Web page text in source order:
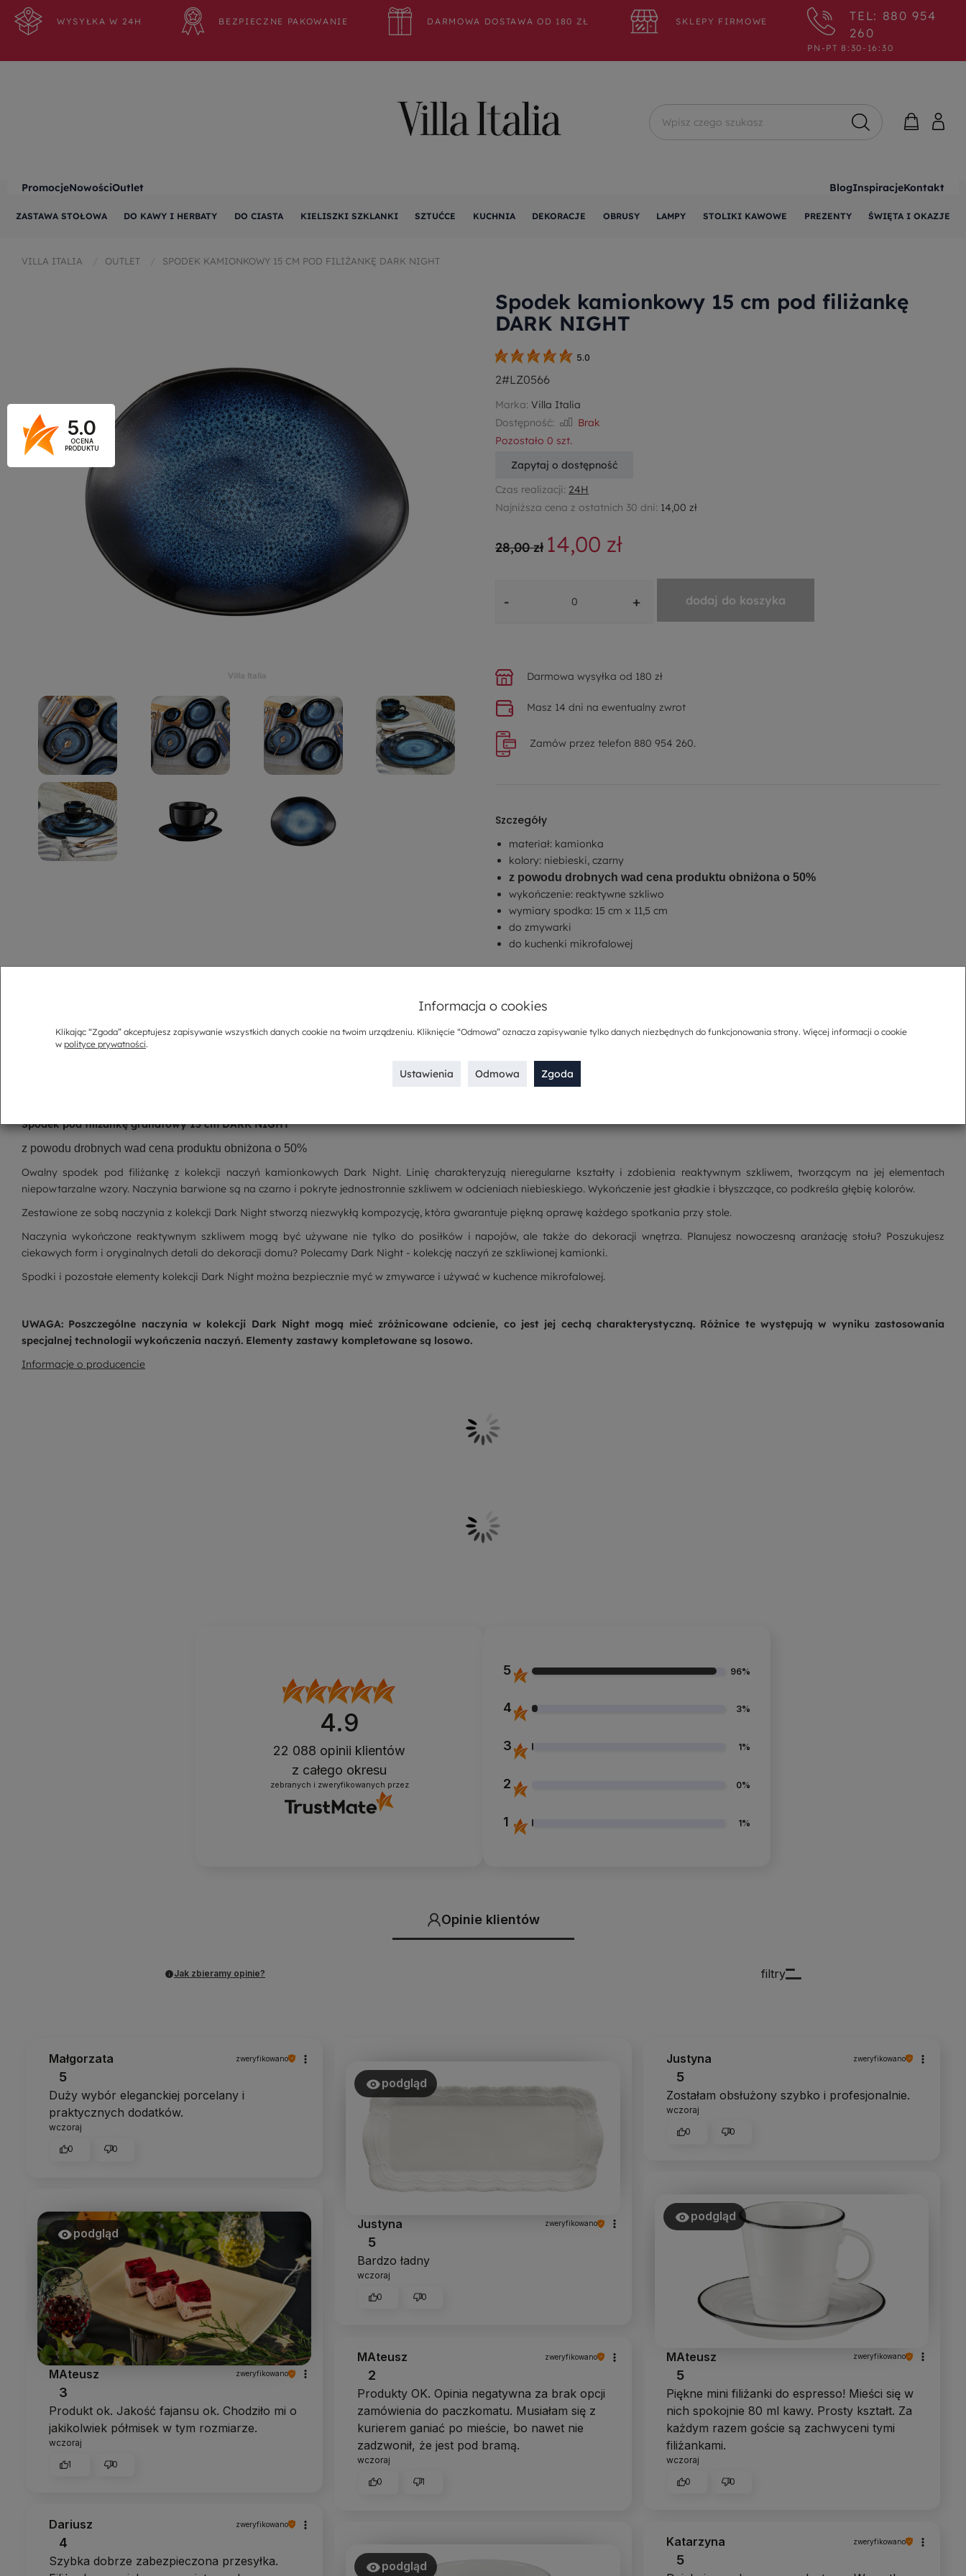
WYSYŁKA W 24H BEZPIECZNE PAKOWANIE DARMOWA DOSTAWA OD 180 ZŁ SKLEPY FIRMOWE
TEL: 880 954
260
PN-PT 8:30-16:30
Wyszukaj
PromocjeNowościOutlet BlogInspiracjeKontakt
ZASTAWA STOŁOWA DO KAWY I HERBATY DO CIASTA KIELISZKI SZKLANKI SZTUĆCE KUCHNIA DEKORACJE OBRUSY LAMPY STOLIKI KAWOWE PREZENTY ŚWIĘTA I OKAZJE
VILLA ITALIA OUTLET SPODEK KAMIONKOWY 15 CM POD FILIŻANKĘ DARK NIGHT
Spodek kamionkowy 15 cm pod filiżankę
DARK NIGHT
5.0
2#LZ0566
Marka: Villa Italia
Dostępność:
Brak
Pozostało 0 szt.
Zapytaj o dostępność
Czas realizacji: 24H
Najniższa cena z ostatnich 30 dni: 14,00 zł
28,00 zł 14,00 zł
- + dodaj do koszyka
Darmowa wysyłka od 180 zł
Masz 14 dni na ewentualny zwrot
Zamów przez telefon 880 954 260.
Szczegóły
materiał: kamionka
kolory: niebieski, czarny
z powodu drobnych wad cena produktu obniżona o 50%
wykończenie: reaktywne szkliwo
wymiary spodka: 15 cm x 11,5 cm
do zmywarki
do kuchenki mikrofalowej
Sposób dostawy
Spodek pod filiżankę granatowy 15 cm DARK NIGHT
z powodu drobnych wad cena produktu obniżona o 50%
Owalny spodek pod filiżankę z kolekcji naczyń kamionkowych Dark Night. Linię charakteryzują nieregularne kształty i zdobienia reaktywnym szkliwem, tworzącym na jej elementach
niepowtarzalne wzory. Naczynia barwione są na czarno i pokryte jednostronnie szkliwem w odcieniach niebieskiego. Wykończenie jest gładkie i błyszczące, co podkreśla głębię kolorów.
Zestawione ze sobą naczynia z kolekcji Dark Night stworzą niezwykłą kompozycję, która gwarantuje piękną oprawę każdego spotkania przy stole.
Naczynia wykończone reaktywnym szkliwem mogą być używane nie tylko do posiłków i napojów, ale także do dekoracji wnętrza. Planujesz nowoczesną aranżację stołu? Poszukujesz
ciekawych form i oryginalnych detali do dekoracji domu? Polecamy Dark Night - kolekcję naczyń ze szkliwionej kamionki.
Spodki i pozostałe elementy kolekcji Dark Night można bezpiecznie myć w zmywarce i używać w kuchence mikrofalowej.
UWAGA: Poszczególne naczynia w kolekcji Dark Night mogą mieć zróżnicowane odcienie, co jest jej cechą charakterystyczną. Różnice te występują w wyniku zastosowania
specjalnej technologii wykończenia naczyń. Elementy zastawy kompletowane są losowo.
Informacje o producencie
4.9
22 088 opinii klientów
z całego okresu
zebranych i zweryfikowanych przez
5 96%
4 3%
3 1%
2 0%
1 1%
Opinie klientów
filtry
Jak zbieramy opinie?
Małgorzata zweryfikowano
5
Duży wybór eleganckiej porcelany i
praktycznych dodatków.
wczoraj
0 0
podgląd
Justyna zweryfikowano
5
Bardzo ładny
wczoraj
0 0
Justyna zweryfikowano
5
Zostałam obsłużony szybko i profesjonalnie.
wczoraj
0 0
podgląd
MAteusz zweryfikowano
5
Piękne mini filiżanki do espresso! Mieści się w
nich spokojnie 80 ml kawy. Prosty kształt. Za
każdym razem goście są zachwyceni tymi
filiżankami.
wczoraj
0 0
podgląd
MAteusz zweryfikowano
3
Produkt ok. Jakość fajansu ok. Chodziło mi o
jakikolwiek półmisek w tym rozmiarze.
wczoraj
1 0
MAteusz zweryfikowano
2
Produkty OK. Opinia negatywna za brak opcji
zamówienia do paczkomatu. Musiałam się z
kurierem ganiać po mieście, bo nawet nie
zadzwonił, że jest pod bramą.
wczoraj
0 1
Dariusz zweryfikowano
4
Szybka dobrze zabezpieczona przesyłka.
podgląd
Katarzyna zweryfikowano
5
Informacja o cookies
Klikając “Zgoda” akceptujesz zapisywanie wszystkich danych cookie na twoim urządzeniu. Kliknięcie “Odmowa” oznacza zapisywanie tylko danych niezbędnych do funkcjonowania strony. Więcej informacji o cookie
w polityce prywatności.
Ustawienia Odmowa Zgoda
5.0
OCENA
PRODUKTU